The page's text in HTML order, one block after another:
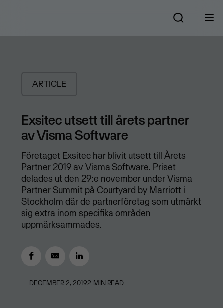
ARTICLE
Exsitec utsett till årets partner
av Visma Software
Företaget Exsitec har blivit utsett till Årets
Partner 2019 av Visma Software. Priset
delades ut den 29:e november under Visma
Partner Summit på Courtyard by Marriott i
Stockholm där de partnerföretag som utmärkt
sig extra inom specifika områden
uppmärksammades.
DECEMBER 2, 20192 MIN READ